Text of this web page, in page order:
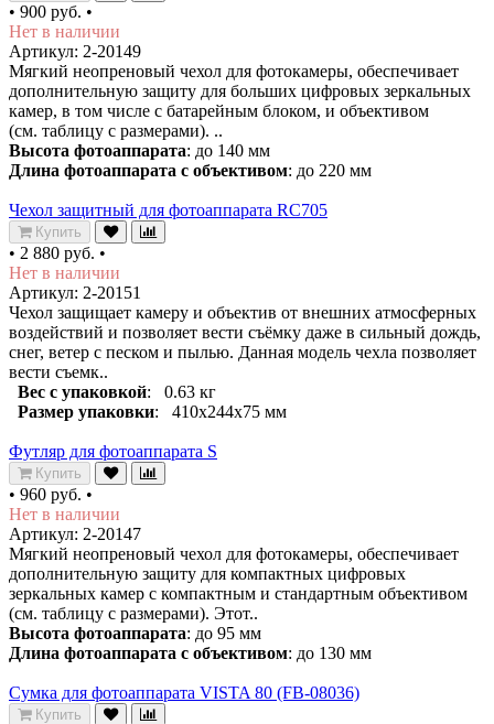
• 900 руб. •
Нет в наличии
Артикул: 2-20149
Мягкий неопреновый чехол для фотокамеры, обеспечивает
дополнительную защиту для больших цифровых зеркальных
камер, в том числе с батарейным блоком, и объективом
(см. таблицу с размерами). ..
Высота фотоаппарата: до 140 мм
Длина фотоаппарата с объективом: до 220 мм
Чехол защитный для фотоаппарата RC705
Купить
• 2 880 руб. •
Нет в наличии
Артикул: 2-20151
Чехол защищает камеру и объектив от внешних атмосферных
воздействий и позволяет вести съёмку даже в сильный дождь,
снег, ветер с песком и пылью. Данная модель чехла позволяет
вести съемк..
Вес с упаковкой: 0.63 кг
Размер упаковки: 410х244х75 мм
Футляр для фотоаппарата S
Купить
• 960 руб. •
Нет в наличии
Артикул: 2-20147
Мягкий неопреновый чехол для фотокамеры, обеспечивает
дополнительную защиту для компактных цифровых
зеркальных камер с компактным и стандартным объективом
(см. таблицу с размерами). Этот..
Высота фотоаппарата: до 95 мм
Длина фотоаппарата с объективом: до 130 мм
Сумка для фотоаппарата VISTA 80 (FB-08036)
Купить